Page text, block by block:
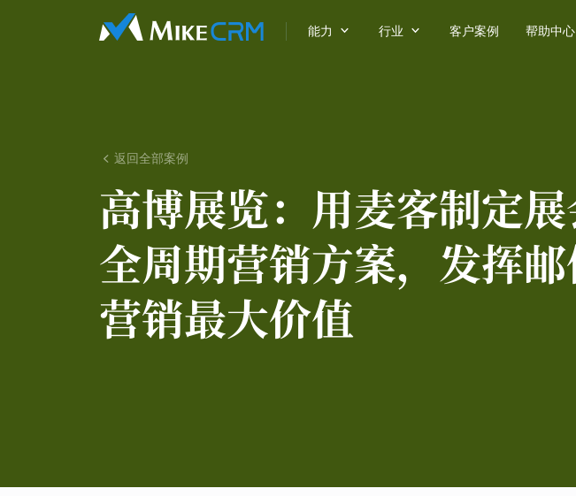
能力  行业  客户案例 帮助中心
 返回全部案例
高博展览： 用麦客制定
全周期营销方案，发挥
营销最大价值